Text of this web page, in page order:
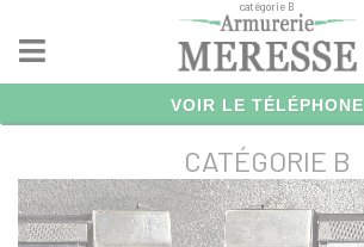
catégorie B
VOIR LE TÉLÉPHONE
CATÉGORIE B
Panneau de gestion des cookies